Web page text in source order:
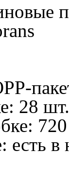
28 шт.
есть в